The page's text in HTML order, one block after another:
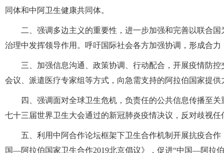
同体和中阿卫生健康共同体。
二、强调多边主义的重要性，进一步加强和完善以联合
治理中发挥领导作用。呼吁国际社会各方加强协调，形成合
三、加强信息沟通、政策协调、行动配合，开展疫情防
会议、派遣医疗专家组等方式，向急需支持的阿拉伯国家提
四、强调面对全球卫生危机，负责任的公共信息传播至
七十三届世界卫生大会通过的新冠肺炎疫情决议，反对歧视
五、利用中阿合作论坛框架下卫生合作机制开展抗疫合
国—阿拉伯国家卫生合作2019北京倡议》，促进“中国—阿拉